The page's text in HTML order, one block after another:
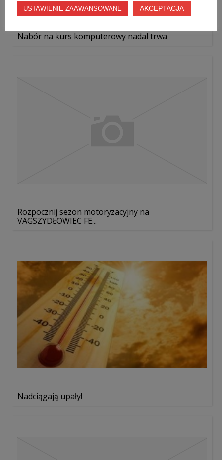
Nabór na kurs komputerowy nadal trwa
Rozpocznij sezon motoryzacyjny na
VAGSZYDŁOWIEC FE...
Nadciągają upały!
USTAWIENIE ZAAWANSOWANE AKCEPTACJA